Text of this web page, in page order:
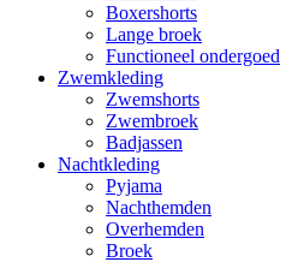
Boxershorts
Lange broek
Functioneel ondergoed
Zwemkleding
Zwemshorts
Zwembroek
Badjassen
Nachtkleding
Pyjama
Nachthemden
Overhemden
Broek